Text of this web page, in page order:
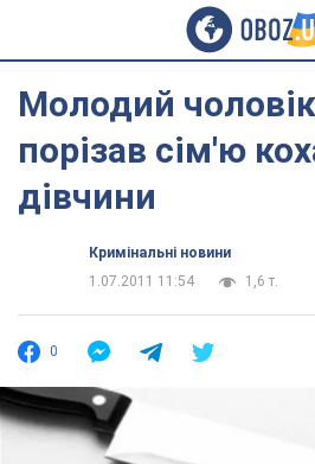
Молодий
порізав сім'ю
дівчини
Кримінальні новини
1.07.2011 11:54
1,6 т.
0